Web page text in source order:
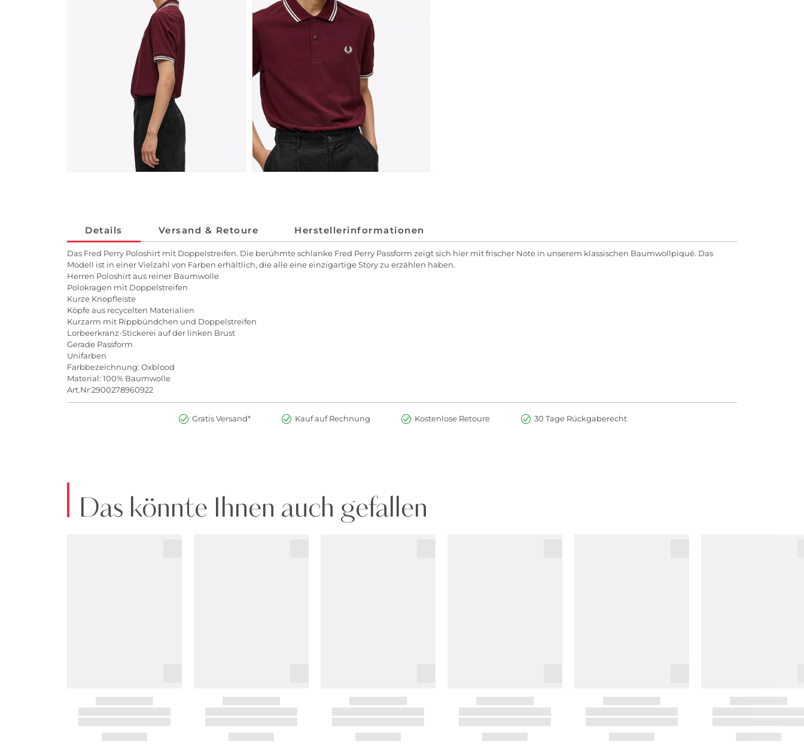
Details Versand & Retoure Herstellerinformationen
Das Fred Perry Poloshirt mit Doppelstreifen. Die berühmte schlanke Fred Perry Passform zeigt sich hier mit frischer Note in unserem klassischen Baumwollpiqué. Das
Modell ist in einer Vielzahl von Farben erhältlich, die alle eine einzigartige Story zu erzählen haben.​
Herren Poloshirt aus reiner Baumwolle
Polokragen mit Doppelstreifen
Kurze Knopfleiste
Köpfe aus recycelten Materialien
Kurzarm mit Rippbündchen und Doppelstreifen
Lorbeerkranz-Stickerei auf der linken Brust
Gerade Passform
Unifarben
Farbbezeichnung: Oxblood
Material: 100% Baumwolle
Art.Nr:2900278960922
Gratis Versand* Kauf auf Rechnung Kostenlose Retoure 30 Tage Rückgaberecht
Das könnte Ihnen auch gefallen